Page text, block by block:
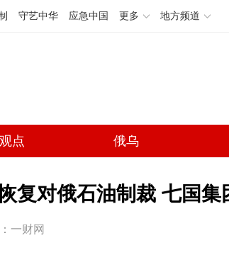
守艺中华 应急中国 更多 地方频道
点 俄乌
复对俄石油制裁 七国集
一财网